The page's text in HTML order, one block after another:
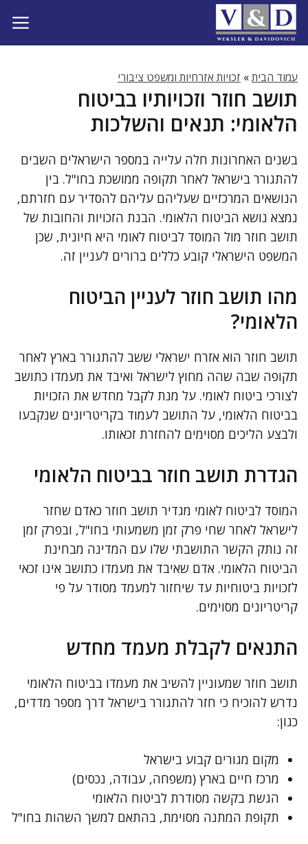
לדלג
לתוכן
עמוד הבית» זכויות אזרחיות ומשפט ציבורי
תושב חוזר וזכויותיו בביטוח
הלאומי: תנאים והשלכות
בשנים האחרונות חלה עלייה במספר הישראלים השבים
להתגורר בישראל לאחר תקופה ממושכת בחו"ל. בין
הנושאים המרכזיים שעליהם עליהם להסדיר עם חזרתם,
נמצא נושא הביטוח הלאומי. הבנת הזכויות והחובות של
תושב חוזר מול המוסד לביטוח לאומי היא חיונית, שכן
המשפט הישראלי קובע כללים ברורים לעניין זה.
מהו תושב חוזר לעניין הביטוח
הלאומי?
תושב חוזר הוא אזרח ישראלי ששב להתגורר בארץ לאחר
תקופה שבה שהה מחוץ לישראל ואיבד את מעמדו כתושב
לצורכי ביטוח לאומי. על מנת לקבל מחדש את הזכויות
בביטוח הלאומי, על התושב לעמוד בקריטריונים שנקבעו
ולבצע הליכים מסוימים להחזרת זכאותו.
הגדרת תושב חוזר בביטוח הלאומי
המוסד לביטוח לאומי מגדיר תושב חוזר כאדם שחזר
לישראל לאחר שחי פרק זמן משמעותי בחו"ל, ובפרק זמן
זה נותק הקשר התושבתי שלו עם המדינה מבחינת
הביטוח הלאומי. אדם שאיבד את מעמדו כתושב אינו זכאי
לזכויות ביטוחיות עד שיחזור למעמד מסודר על פי
קריטריונים מסוימים.
התנאים לקבלת מעמד מחדש
תושב חוזר שמעוניין להשיב את מעמדו בביטוח הלאומי
נדרש להוכיח כי חזר להתגורר בישראל דרך מספר מדדים,
כגון:
מקום מגורים קבוע בישראל
מרכז חיים בארץ (משפחה, עבודה, נכסים)
הגשת בקשה מסודרת לביטוח הלאומי
תקופת המתנה מסוימת, בהתאם למשך השהות בחו"ל